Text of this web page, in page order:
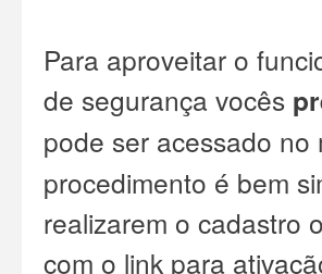
Para aproveitar o
de segurança vocês
pode ser acessado no
procedimento é bem
realizarem o cadastro
com o link para